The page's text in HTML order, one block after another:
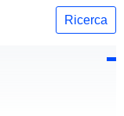
Ricerca